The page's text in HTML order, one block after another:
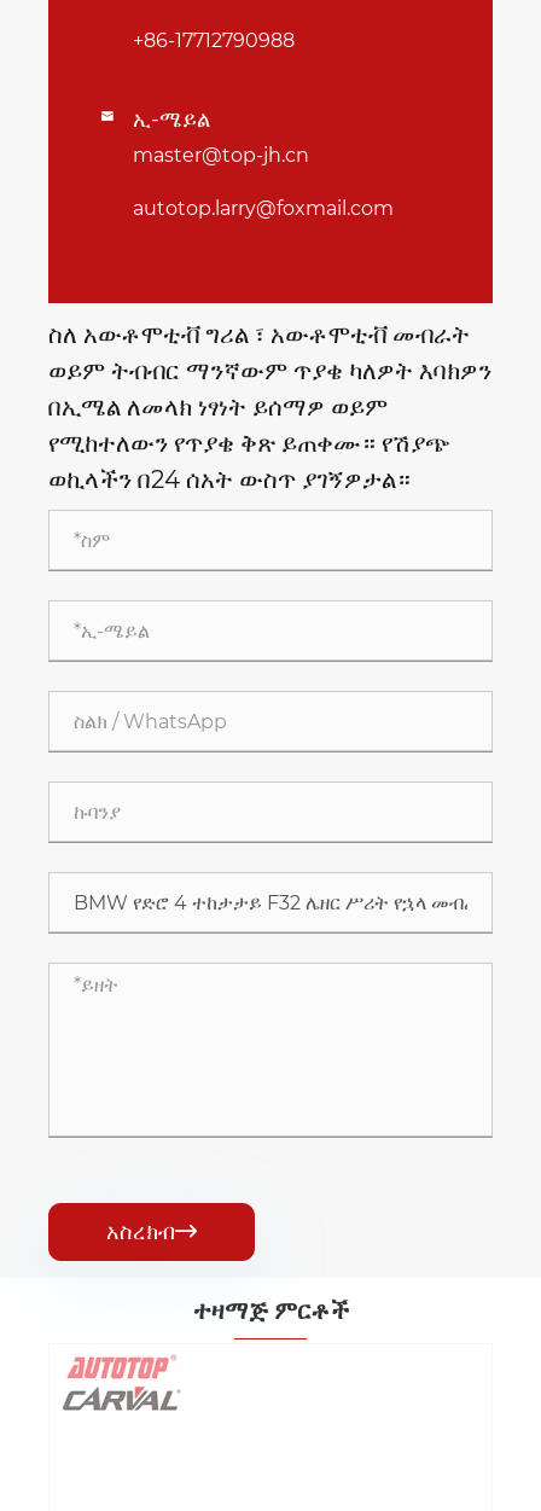
+86-17712790988
 ኢ-ሜይል
master@top-jh.cn
autotop.larry@foxmail.com
ስለ አውቶሞቲቭ ግሪል ፣ አውቶሞቲቭ መብራት
ወይም ትብብር ማንኛውም ጥያቄ ካለዎት እባክዎን
በኢሜል ለመላክ ነፃነት ይሰማዎ ወይም
የሚከተለውን የጥያቄ ቅጽ ይጠቀሙ። የሽያጭ
ወኪላችን በ24 ሰአት ውስጥ ያገኝዎታል።
አስረክብ
ተዛማጅ ምርቶች